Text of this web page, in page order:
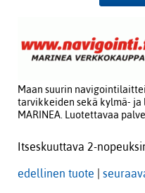
Maan suurin
tarvikkeiden sekä kylmä-
MARINEA. Luotettavaa
Itseskuuttava 2-
edellinen tuote